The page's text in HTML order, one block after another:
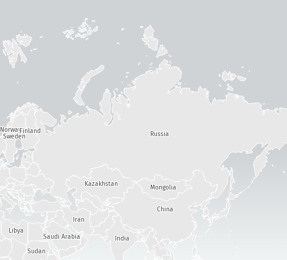
India
China
Kazakhstan Mongolia
Russia
Norway
Sweden
Finland
Libya
Sudan
Iran
Saudi Arabia